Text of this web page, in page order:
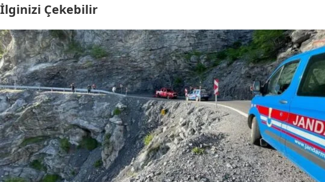
İlginizi Çekebilir